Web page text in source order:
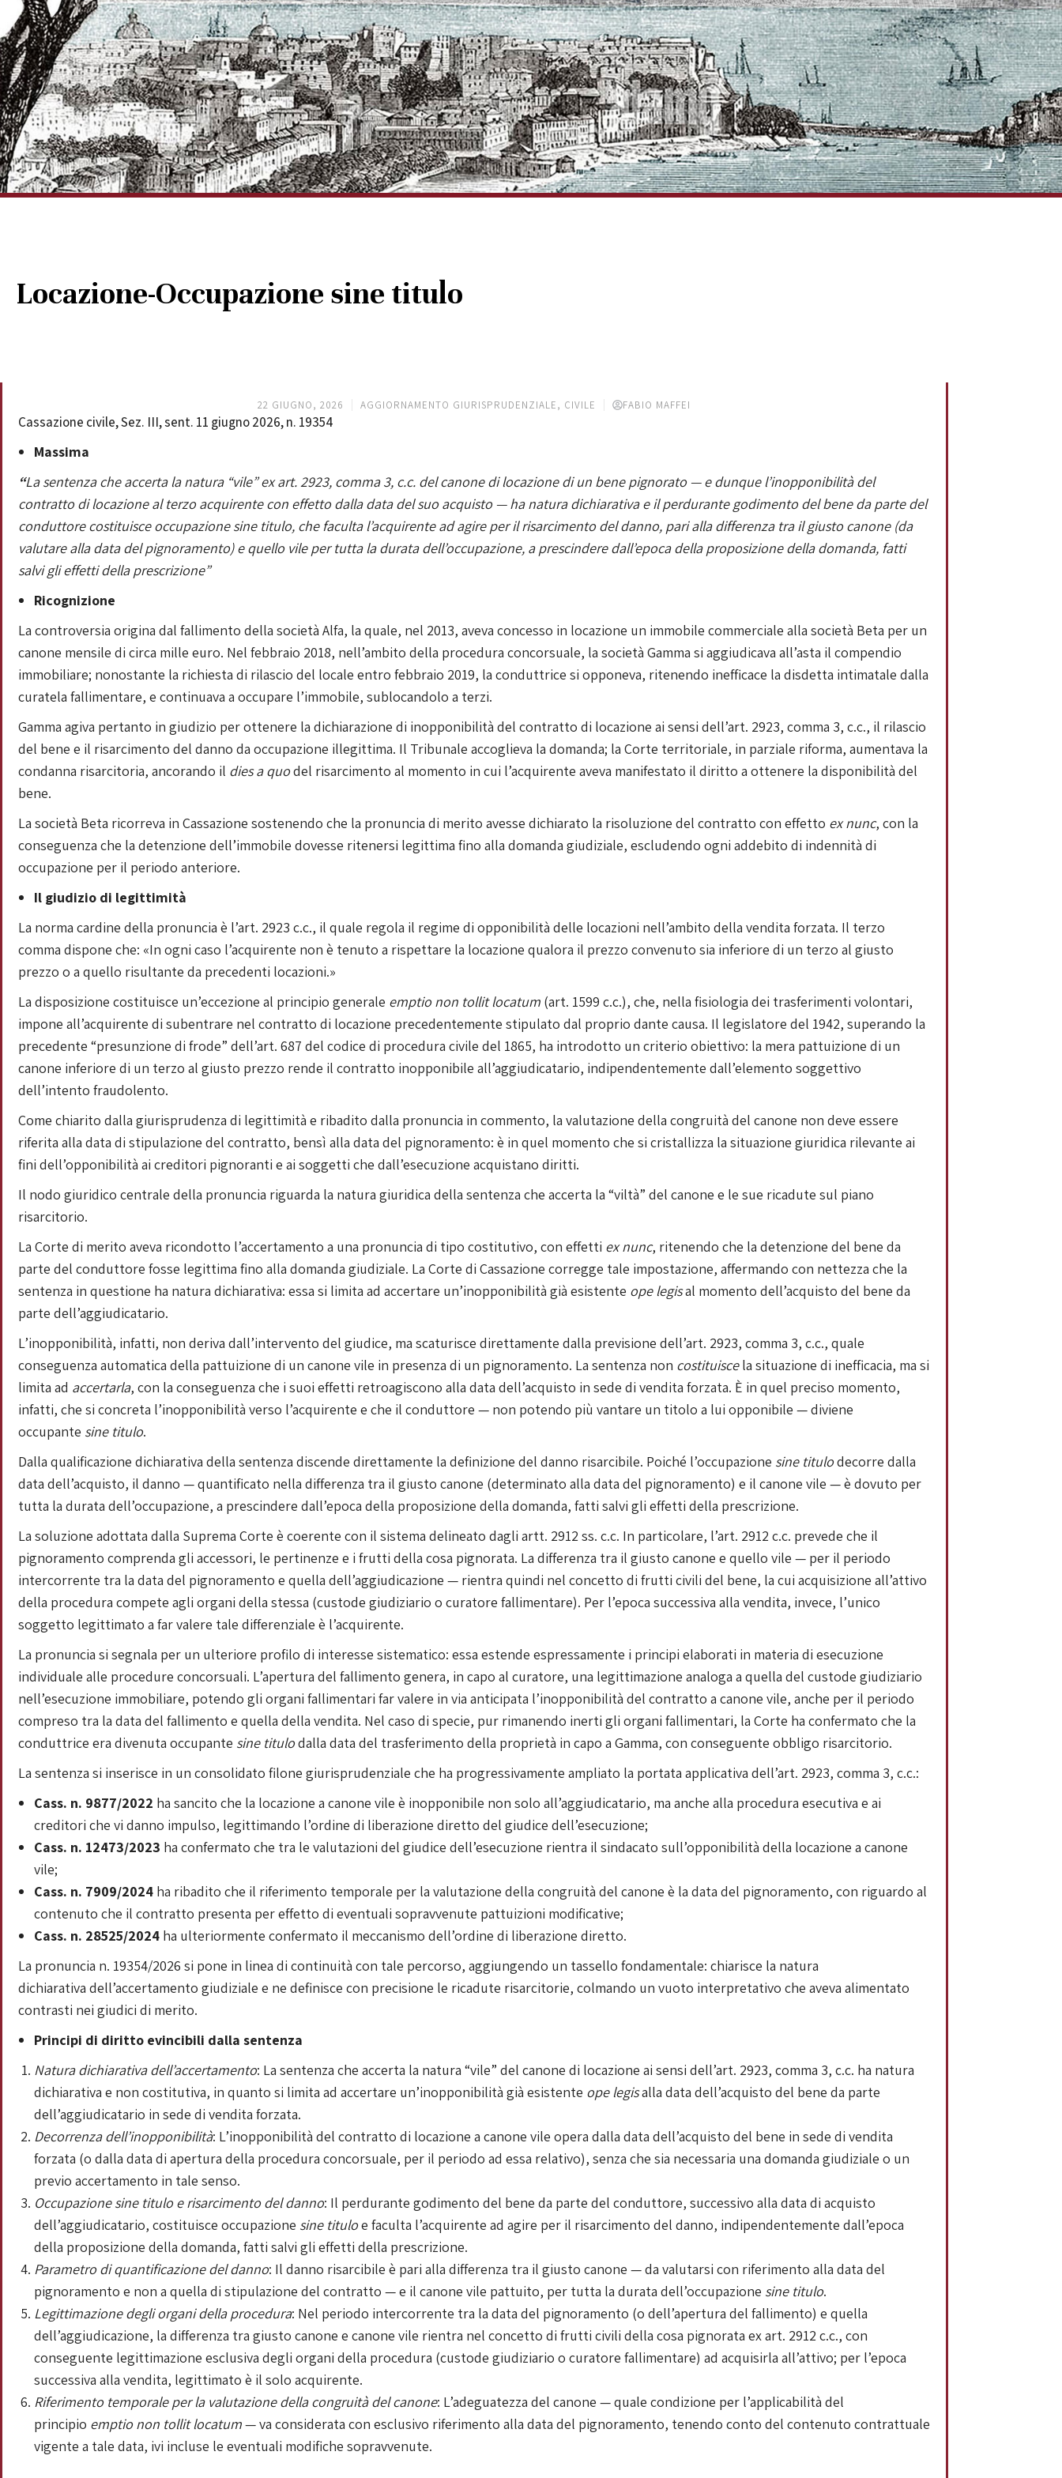
Locazione-Occupazione sine titulo
22 GIUGNO, 2026 AGGIORNAMENTO GIURISPRUDENZIALE, CIVILE FABIO MAFFEI
Cassazione civile, Sez. III, sent. 11 giugno 2026, n. 19354
Massima
“La sentenza che accerta la natura “vile” ex art. 2923, comma 3, c.c. del canone di locazione di un bene pignorato — e dunque l’inopponibilità del
contratto di locazione al terzo acquirente con effetto dalla data del suo acquisto — ha natura dichiarativa e il perdurante godimento del bene da parte del
conduttore costituisce occupazione sine titulo, che faculta l’acquirente ad agire per il risarcimento del danno, pari alla differenza tra il giusto canone (da
valutare alla data del pignoramento) e quello vile per tutta la durata dell’occupazione, a prescindere dall’epoca della proposizione della domanda, fatti
salvi gli effetti della prescrizione”
Ricognizione
La controversia origina dal fallimento della società Alfa, la quale, nel 2013, aveva concesso in locazione un immobile commerciale alla società Beta per un
canone mensile di circa mille euro. Nel febbraio 2018, nell’ambito della procedura concorsuale, la società Gamma si aggiudicava all’asta il compendio
immobiliare; nonostante la richiesta di rilascio del locale entro febbraio 2019, la conduttrice si opponeva, ritenendo inefficace la disdetta intimatale dalla
curatela fallimentare, e continuava a occupare l’immobile, sublocandolo a terzi.
Gamma agiva pertanto in giudizio per ottenere la dichiarazione di inopponibilità del contratto di locazione ai sensi dell’art. 2923, comma 3, c.c., il rilascio
del bene e il risarcimento del danno da occupazione illegittima. Il Tribunale accoglieva la domanda; la Corte territoriale, in parziale riforma, aumentava la
condanna risarcitoria, ancorando il dies a quodel risarcimento al momento in cui l’acquirente aveva manifestato il diritto a ottenere la disponibilità del
bene.
La società Beta ricorreva in Cassazione sostenendo che la pronuncia di merito avesse dichiarato la risoluzione del contratto con effetto ex nunc, con la
conseguenza che la detenzione dell’immobile dovesse ritenersi legittima fino alla domanda giudiziale, escludendo ogni addebito di indennità di
occupazione per il periodo anteriore.
Il giudizio di legittimità
La norma cardine della pronuncia è l’art. 2923 c.c., il quale regola il regime di opponibilità delle locazioni nell’ambito della vendita forzata. Il terzo
comma dispone che: «In ogni caso l’acquirente non è tenuto a rispettare la locazione qualora il prezzo convenuto sia inferiore di un terzo al giusto
prezzo o a quello risultante da precedenti locazioni.»
La disposizione costituisce un’eccezione al principio generale emptio non tollit locatum (art. 1599 c.c.), che, nella fisiologia dei trasferimenti volontari,
impone all’acquirente di subentrare nel contratto di locazione precedentemente stipulato dal proprio dante causa. Il legislatore del 1942, superando la
precedente “presunzione di frode” dell’art. 687 del codice di procedura civile del 1865, ha introdotto un criterio obiettivo: la mera pattuizione di un
canone inferiore di un terzo al giusto prezzo rende il contratto inopponibile all’aggiudicatario, indipendentemente dall’elemento soggettivo
dell’intento fraudolento.
Come chiarito dalla giurisprudenza di legittimità e ribadito dalla pronuncia in commento, la valutazione della congruità del canone non deve essere
riferita alla data di stipulazione del contratto, bensì alla data del pignoramento: è in quel momento che si cristallizza la situazione giuridica rilevante ai
fini dell’opponibilità ai creditori pignoranti e ai soggetti che dall’esecuzione acquistano diritti.
Il nodo giuridico centrale della pronuncia riguarda la natura giuridica della sentenza che accerta la “viltà” del canone e le sue ricadute sul piano
risarcitorio.
La Corte di merito aveva ricondotto l’accertamento a una pronuncia di tipo costitutivo, con effetti ex nunc, ritenendo che la detenzione del bene da
parte del conduttore fosse legittima fino alla domanda giudiziale. La Corte di Cassazione corregge tale impostazione, affermando con nettezza che la
sentenza in questione ha natura dichiarativa: essa si limita ad accertare un’inopponibilità già esistente ope legisal momento dell’acquisto del bene da
parte dell’aggiudicatario.
L’inopponibilità, infatti, non deriva dall’intervento del giudice, ma scaturisce direttamente dalla previsione dell’art. 2923, comma 3, c.c., quale
conseguenza automatica della pattuizione di un canone vile in presenza di un pignoramento. La sentenza non costituiscela situazione di inefficacia, ma si
limita ad accertarla, con la conseguenza che i suoi effetti retroagiscono alla data dell’acquisto in sede di vendita forzata. È in quel preciso momento,
infatti, che si concreta l’inopponibilità verso l’acquirente e che il conduttore — non potendo più vantare un titolo a lui opponibile — diviene
occupante sine titulo.
Dalla qualificazione dichiarativa della sentenza discende direttamente la definizione del danno risarcibile. Poiché l’occupazione sine titulodecorre dalla
data dell’acquisto, il danno — quantificato nella differenza tra il giusto canone (determinato alla data del pignoramento) e il canone vile — è dovuto per
tutta la durata dell’occupazione, a prescindere dall’epoca della proposizione della domanda, fatti salvi gli effetti della prescrizione.
La soluzione adottata dalla Suprema Corte è coerente con il sistema delineato dagli artt. 2912 ss. c.c. In particolare, l’art. 2912 c.c. prevede che il
pignoramento comprenda gli accessori, le pertinenze e i frutti della cosa pignorata. La differenza tra il giusto canone e quello vile — per il periodo
intercorrente tra la data del pignoramento e quella dell’aggiudicazione — rientra quindi nel concetto di frutti civili del bene, la cui acquisizione all’attivo
della procedura compete agli organi della stessa (custode giudiziario o curatore fallimentare). Per l’epoca successiva alla vendita, invece, l’unico
soggetto legittimato a far valere tale differenziale è l’acquirente.
La pronuncia si segnala per un ulteriore profilo di interesse sistematico: essa estende espressamente i principi elaborati in materia di esecuzione
individuale alle procedure concorsuali. L’apertura del fallimento genera, in capo al curatore, una legittimazione analoga a quella del custode giudiziario
nell’esecuzione immobiliare, potendo gli organi fallimentari far valere in via anticipata l’inopponibilità del contratto a canone vile, anche per il periodo
compreso tra la data del fallimento e quella della vendita. Nel caso di specie, pur rimanendo inerti gli organi fallimentari, la Corte ha confermato che la
conduttrice era divenuta occupante sine titulodalla data del trasferimento della proprietà in capo a Gamma, con conseguente obbligo risarcitorio.
La sentenza si inserisce in un consolidato filone giurisprudenziale che ha progressivamente ampliato la portata applicativa dell’art. 2923, comma 3, c.c.:
Cass. n. 9877/2022 ha sancito che la locazione a canone vile è inopponibile non solo all’aggiudicatario, ma anche alla procedura esecutiva e ai
creditori che vi danno impulso, legittimando l’ordine di liberazione diretto del giudice dell’esecuzione;
Cass. n. 12473/2023 ha confermato che tra le valutazioni del giudice dell’esecuzione rientra il sindacato sull’opponibilità della locazione a canone
vile;
Cass. n. 7909/2024 ha ribadito che il riferimento temporale per la valutazione della congruità del canone è la data del pignoramento, con riguardo al
contenuto che il contratto presenta per effetto di eventuali sopravvenute pattuizioni modificative;
Cass. n. 28525/2024 ha ulteriormente confermato il meccanismo dell’ordine di liberazione diretto.
La pronuncia n. 19354/2026 si pone in linea di continuità con tale percorso, aggiungendo un tassello fondamentale: chiarisce la natura
dichiarativa dell’accertamento giudiziale e ne definisce con precisione le ricadute risarcitorie, colmando un vuoto interpretativo che aveva alimentato
contrasti nei giudici di merito.
Principi di diritto evincibili dalla sentenza
Natura dichiarativa dell’accertamento: La sentenza che accerta la natura “vile” del canone di locazione ai sensi dell’art. 2923, comma 3, c.c. ha natura
dichiarativa e non costitutiva, in quanto si limita ad accertare un’inopponibilità già esistente ope legisalla data dell’acquisto del bene da parte
dell’aggiudicatario in sede di vendita forzata.
Decorrenza dell’inopponibilità: L’inopponibilità del contratto di locazione a canone vile opera dalla data dell’acquisto del bene in sede di vendita
forzata (o dalla data di apertura della procedura concorsuale, per il periodo ad essa relativo), senza che sia necessaria una domanda giudiziale o un
previo accertamento in tale senso.
Occupazione sine titulo e risarcimento del danno: Il perdurante godimento del bene da parte del conduttore, successivo alla data di acquisto
dell’aggiudicatario, costituisce occupazione sine tituloe faculta l’acquirente ad agire per il risarcimento del danno, indipendentemente dall’epoca
della proposizione della domanda, fatti salvi gli effetti della prescrizione.
Parametro di quantificazione del danno: Il danno risarcibile è pari alla differenza tra il giusto canone — da valutarsi con riferimento alla data del
pignoramento e non a quella di stipulazione del contratto — e il canone vile pattuito, per tutta la durata dell’occupazione sine titulo.
Legittimazione degli organi della procedura: Nel periodo intercorrente tra la data del pignoramento (o dell’apertura del fallimento) e quella
dell’aggiudicazione, la differenza tra giusto canone e canone vile rientra nel concetto di frutti civili della cosa pignorata ex art. 2912 c.c., con
conseguente legittimazione esclusiva degli organi della procedura (custode giudiziario o curatore fallimentare) ad acquisirla all’attivo; per l’epoca
successiva alla vendita, legittimato è il solo acquirente.
Riferimento temporale per la valutazione della congruità del canone: L’adeguatezza del canone — quale condizione per l’applicabilità del
principio emptio non tollit locatum— va considerata con esclusivo riferimento alla data del pignoramento, tenendo conto del contenuto contrattuale
vigente a tale data, ivi incluse le eventuali modifiche sopravvenute.